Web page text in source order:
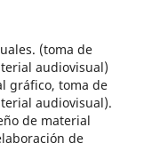
(toma de
audiovisual)
gráfico, toma de
audiovisual).
de material
de